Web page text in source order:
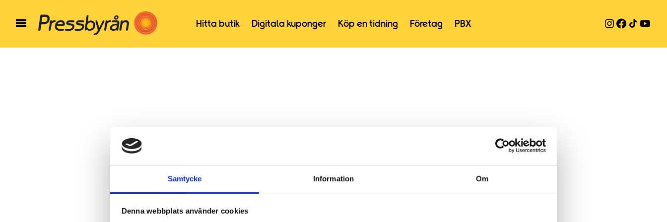
Samtycke Information Om
Denna webbplats använder cookies
Hitta butik Digitala kuponger Köp en tidning Företag PBX